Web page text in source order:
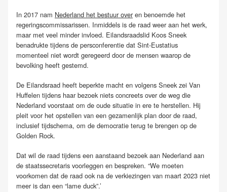
In 2017 nam Nederland het bestuur over en benoemde het
regeringscommissarissen. Inmiddels is de raad weer aan het werk,
maar met veel minder invloed. Eilandsraadslid Koos Sneek
benadrukte tijdens de persconferentie dat Sint-Eustatius
momenteel niet wordt geregeerd door de mensen waarop de
bevolking heeft gestemd.
De Eilandsraad heeft beperkte macht en volgens Sneek zei Van
Huffelen tijdens haar bezoek niets concreets over de weg die
Nederland voorstaat om de oude situatie in ere te herstellen. Hij
pleit voor het opstellen van een gezamenlijk plan door de raad,
inclusief tijdschema, om de democratie terug te brengen op de
Golden Rock.
Dat wil de raad tijdens een aanstaand bezoek aan Nederland aan
de staatssecretaris voorleggen en bespreken. “We moeten
voorkomen dat de raad ook na de verkiezingen van maart 2023 niet
meer is dan een “lame duck”.’